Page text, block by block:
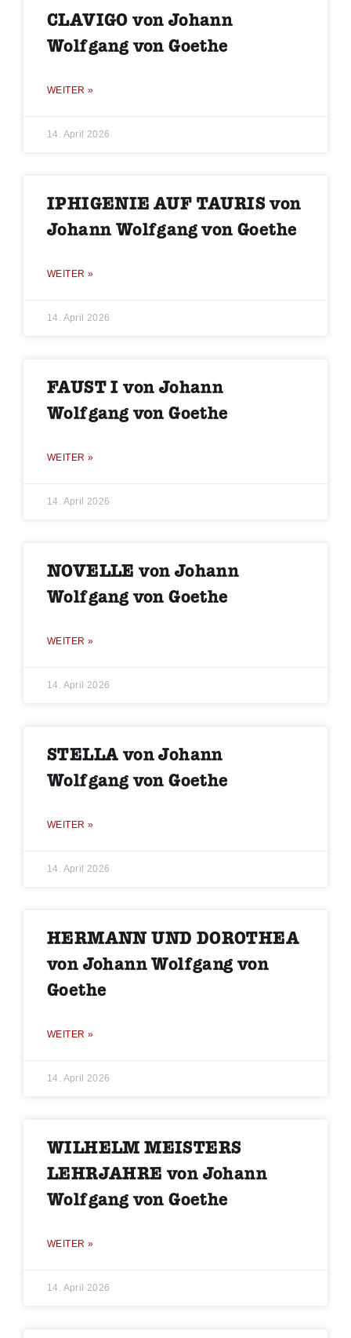
CLAVIGO von Johann
Wolfgang von Goethe
WEITER »
14. April 2026
IPHIGENIE AUF TAURIS von
Johann Wolfgang von Goethe
WEITER »
14. April 2026
FAUST I von Johann
Wolfgang von Goethe
WEITER »
14. April 2026
NOVELLE von Johann
Wolfgang von Goethe
WEITER »
14. April 2026
STELLA von Johann
Wolfgang von Goethe
WEITER »
14. April 2026
HERMANN UND DOROTHEA
von Johann Wolfgang von
Goethe
WEITER »
14. April 2026
WILHELM MEISTERS
LEHRJAHRE von Johann
Wolfgang von Goethe
WEITER »
14. April 2026